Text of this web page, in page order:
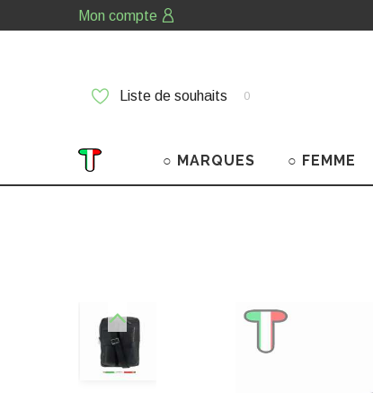
Mon compte
Liste de souhaits 0
○ MARQUES ○ FEMME